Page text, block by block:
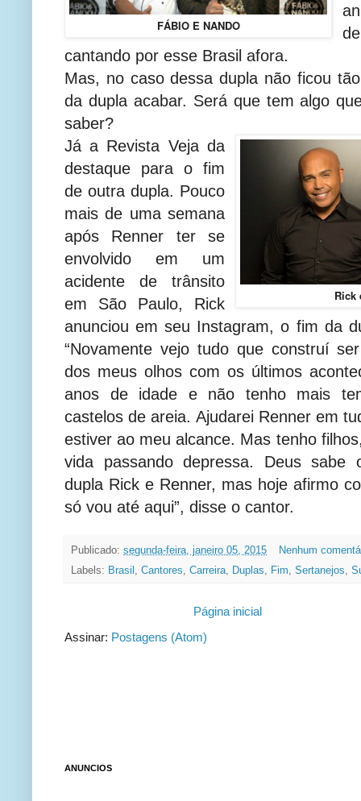
FÁBIO E NANDO
cantando por esse Brasil afora.
Mas, no caso dessa dupla não ficou
da dupla acabar. Será que tem algo
saber?
Rick
Já a Revista Veja da
destaque para o fim
de outra dupla. Pouco
mais de uma semana
após Renner ter se
envolvido em um
acidente de trânsito
em São Paulo, Rick
anunciou em seu Instagram, o fim da
“Novamente vejo tudo que construí
dos meus olhos com os últimos
anos de idade e não tenho mais
castelos de areia. Ajudarei Renner em
estiver ao meu alcance. Mas tenho
vida passando depressa. Deus sabe
dupla Rick e Renner, mas hoje afirmo
só vou até aqui”, disse o cantor.
Publicado: segunda-feira, janeiro 05, 2015
Nenhum
Labels: Brasil , Cantores, Carreira, Duplas, Fim, Sertanejos,
Página inicial
Assinar: Postagens (Atom)
ANUNCIOS